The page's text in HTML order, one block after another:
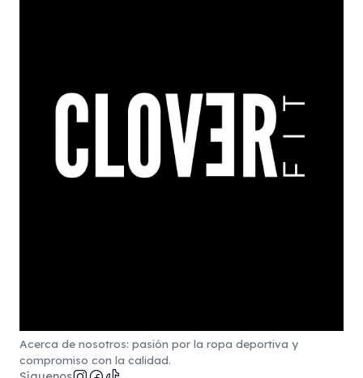
Acerca de nosotros: pasión por la ropa deportiva y
compromiso con la calidad.